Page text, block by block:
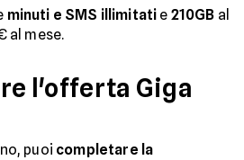
minuti e SMS illimitati e 210GB al
al mese.
l'offerta Giga
puoi completare la